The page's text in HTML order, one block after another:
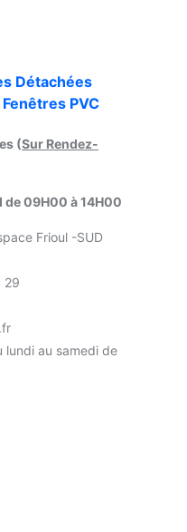
Détachées
PVC
(Sur Rendez-
de 09H00 à 14H00
Frioul -SUD
29
lundi au samedi de